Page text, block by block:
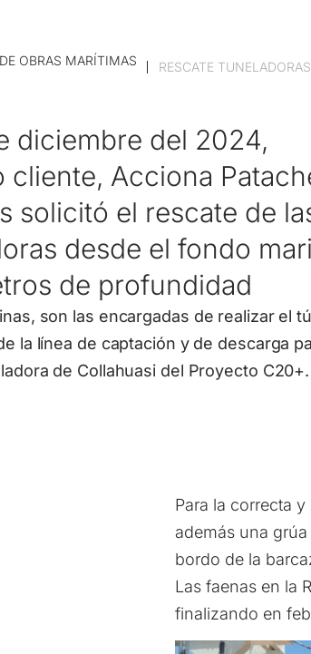
OBRAS MARÍTIMAS
RESCATE
diciembre del 2024,
cliente, Acciona
solicitó el rescate de
desde el fondo
de profundidad
son las encargadas de realizar el
la línea de captación y de descarga
de Collahuasi del Proyecto C20+.
Para la correcta
además una
bordo de la
Las faenas en la
finalizando en